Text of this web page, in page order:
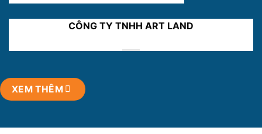
CÔNG TY TNHH ART LAND
XEM THÊM